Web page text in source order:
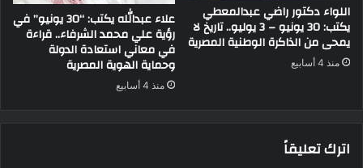
اللواء دكتور راضي عبدالمعطي
يكتب: 30 يونيو – 3 يوليو.. تاريخ لا
يمحى من الذاكرة الوطنية المصرية
منذ 4 أسابيع
علاء عبدالله يكتب: “30 يونيو” في
رؤية علي محمد الشرفاء.. قراءة
في معاني استعادة الدولة
وحماية الهوية المصرية
منذ 4 أسابيع
اترك تعليقاً